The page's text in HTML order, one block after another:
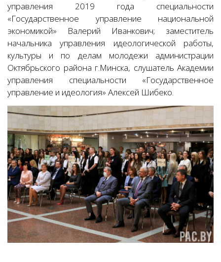
управления 2019 года специальности
«Государственное управление национальной
экономикой» Валерий Иванкович; заместитель
начальника управления идеологической работы,
культуры и по делам молодежи администрации
Октябрьского района г.Минска, слушатель Академии
управления специальности «Государственное
управление и идеология» Алексей Шибеко.